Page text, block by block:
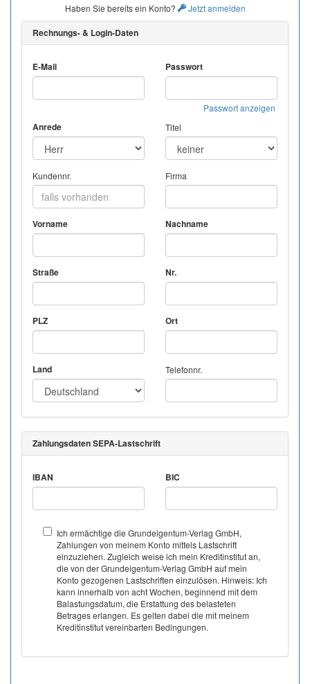
Haben Sie bereits ein Konto? Jetzt anmelden
Rechnungs- & Login-Daten
E-Mail Passwort
Passwort anzeigen
Anrede Titel
Kundennr. Firma
Vorname Nachname
Straße Nr.
PLZ Ort
Land Telefonnr.
Zahlungsdaten SEPA-Lastschrift
IBAN BIC
Ich ermächtige die Grundeigentum-Verlag GmbH,
Zahlungen von meinem Konto mittels Lastschrift
einzuziehen. Zugleich weise ich mein Kreditinstitut an,
die von der Grundeigentum-Verlag GmbH auf mein
Konto gezogenen Lastschriften einzulösen. Hinweis: Ich
kann innerhalb von acht Wochen, beginnend mit dem
Balastungsdatum, die Erstattung des belasteten
Betrages erlangen. Es gelten dabei die mit meinem
Kreditinstitut vereinbarten Bedingungen.